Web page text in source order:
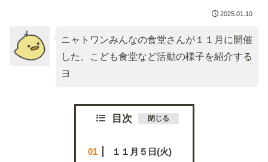
2025.01.10
ニャトワンみんなの食堂さんが１１月に開催
した、こども食堂など活動の様子を紹介する
ヨ
目次
１１月５日(火)